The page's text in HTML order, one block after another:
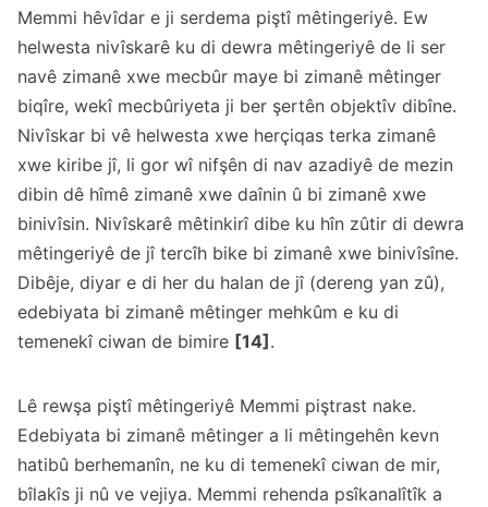
Memmi hêvîdar e ji serdema piştî mêtingeriyê. Ew
helwesta nivîskarê ku di dewra mêtingeriyê de li ser
navê zimanê xwe mecbûr maye bi zimanê mêtinger
biqîre, wekî mecbûriyeta ji ber şertên objektîv dibîne.
Nivîskar bi vê helwesta xwe herçiqas terka zimanê
xwe kiribe jî, li gor wî nifşên di nav azadiyê de mezin
dibin dê hîmê zimanê xwe daînin û bi zimanê xwe
binivîsin. Nivîskarê mêtinkirî dibe ku hîn zûtir di dewra
mêtingeriyê de jî tercîh bike bi zimanê xwe binivîsîne.
Dibêje, diyar e di her du halan de jî (dereng yan zû),
edebiyata bi zimanê mêtinger mehkûm e ku di
temenekî ciwan de bimire [14].
Lê rewşa piştî mêtingeriyê Memmi piştrast nake.
Edebiyata bi zimanê mêtinger a li mêtingehên kevn
hatibû berhemanîn, ne ku di temenekî ciwan de mir,
bîlakîs ji nû ve vejiya. Memmi rehenda psîkanalîtîk a